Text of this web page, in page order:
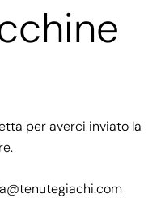
per averci inviato la